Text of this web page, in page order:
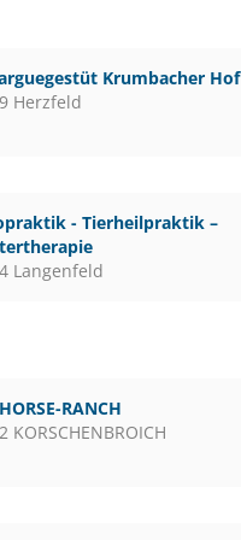
Krumbacher Hof
Herzfeld
- Tierheilpraktik –
Langenfeld
RANCH
KORSCHENBROICH